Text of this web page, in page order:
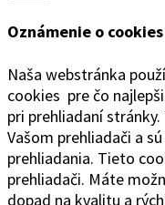
Oznámenie o cookies
Naša webstránka
cookies pre čo
pri prehliadaní
Vašom prehliadači a
prehliadania. Tieto
prehliadači. Máte
dopad na kvalitu a